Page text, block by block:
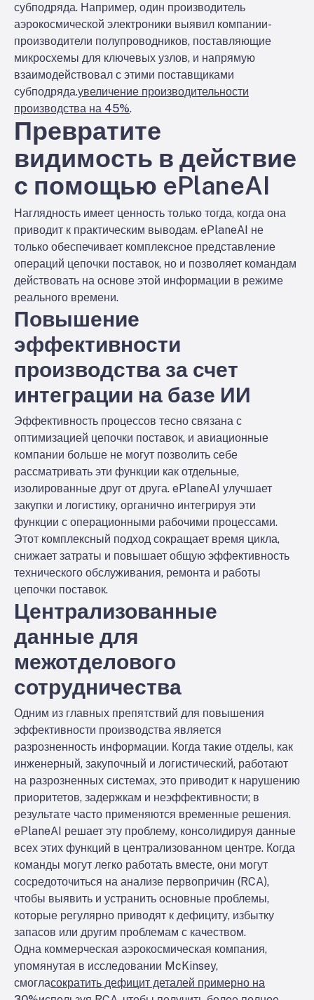
субподряда. Например, один производитель
аэрокосмической электроники выявил компании-
производители полупроводников, поставляющие
микросхемы для ключевых узлов, и напрямую
взаимодействовал с этими поставщиками
субподряда.увеличение производительности
производства на 45%.
Превратите
видимость в действие
с помощью ePlaneAI
Наглядность имеет ценность только тогда, когда она
приводит к практическим выводам. ePlaneAI не
только обеспечивает комплексное представление
операций цепочки поставок, но и позволяет командам
действовать на основе этой информации в режиме
реального времени.
Повышение
эффективности
производства за счет
интеграции на базе ИИ
Эффективность процессов тесно связана с
оптимизацией цепочки поставок, и авиационные
компании больше не могут позволить себе
рассматривать эти функции как отдельные,
изолированные друг от друга. ePlaneAI улучшает
закупки и логистику, органично интегрируя эти
функции с операционными рабочими процессами.
Этот комплексный подход сокращает время цикла,
снижает затраты и повышает общую эффективность
технического обслуживания, ремонта и работы
цепочки поставок.
Централизованные
данные для
межотделового
сотрудничества
Одним из главных препятствий для повышения
эффективности производства является
разрозненность информации. Когда такие отделы, как
инженерный, закупочный и логистический, работают
на разрозненных системах, это приводит к нарушению
приоритетов, задержкам и неэффективности; в
результате часто применяются временные решения.
ePlaneAI решает эту проблему, консолидируя данные
всех этих функций в централизованном центре. Когда
команды могут легко работать вместе, они могут
сосредоточиться на анализе первопричин (RCA),
чтобы выявить и устранить основные проблемы,
которые регулярно приводят к дефициту, избытку
запасов или другим проблемам с качеством.
Одна коммерческая аэрокосмическая компания,
упомянутая в исследовании McKinsey,
смогласократить дефицит деталей примерно на